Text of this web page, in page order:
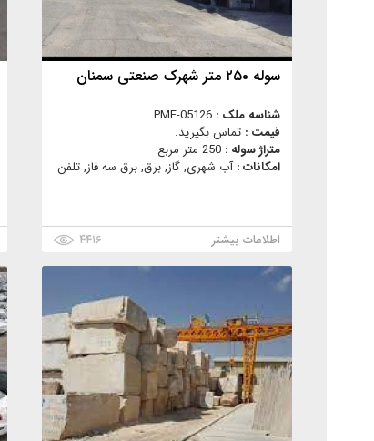
سوله ۲۵۰ متر شهرک صنعتی سمنان
شناسه ملک : PMF-05126
قیمت : تماس بگیرید.
متراژ سوله : 250 متر مربع
امکانات :آب شهری, گاز, برق, برق سه فاز, تلفن
اطلاعات بیشتر ۴۴۱۶